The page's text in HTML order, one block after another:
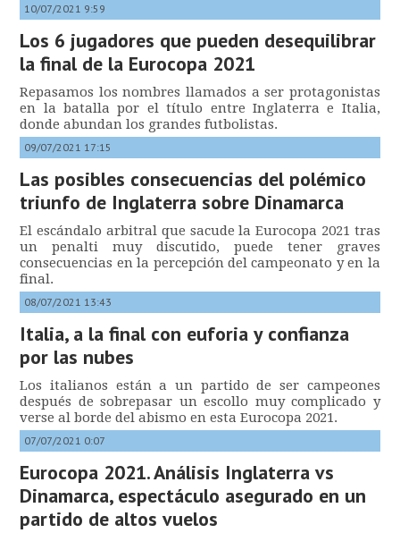
10/07/2021 9:59
Los 6 jugadores que pueden desequilibrar
la final de la Eurocopa 2021
Repasamos los nombres llamados a ser protagonistas
en la batalla por el título entre Inglaterra e Italia,
donde abundan los grandes futbolistas.
09/07/2021 17:15
Las posibles consecuencias del polémico
triunfo de Inglaterra sobre Dinamarca
El escándalo arbitral que sacude la Eurocopa 2021 tras
un penalti muy discutido, puede tener graves
consecuencias en la percepción del campeonato y en la
final.
08/07/2021 13:43
Italia, a la final con euforia y confianza
por las nubes
Los italianos están a un partido de ser campeones
después de sobrepasar un escollo muy complicado y
verse al borde del abismo en esta Eurocopa 2021.
07/07/2021 0:07
Eurocopa 2021. Análisis Inglaterra vs
Dinamarca, espectáculo asegurado en un
partido de altos vuelos